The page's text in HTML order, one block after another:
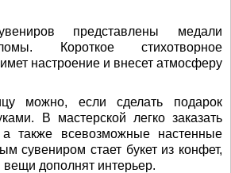
представлены медали
Короткое стихотворное
настроение и внесет атмосферу
можно, если сделать подарок
В мастерской легко заказать
также всевозможные настенные
сувениром стает букет из конфет,
вещи дополнят интерьер.